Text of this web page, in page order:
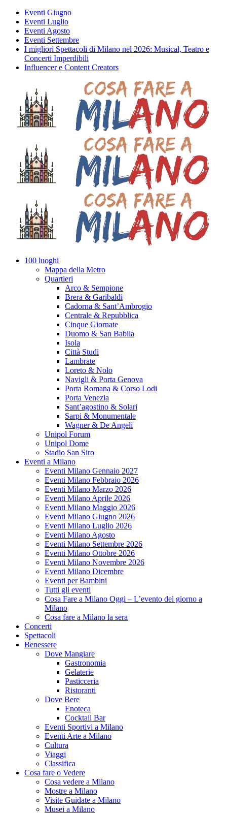
Eventi Giugno
Eventi Luglio
Eventi Agosto
Eventi Settembre
I migliori Spettacoli di Milano nel 2026: Musical, Teatro e
Concerti Imperdibili
Influencer e Content Creators
100 luoghi
Mappa della Metro
Quartieri
Arco & Sempione
Brera & Garibaldi
Cadorna & Sant’Ambrogio
Centrale & Repubblica
Cinque Giornate
Duomo & San Babila
Isola
Città Studi
Lambrate
Loreto & Nolo
Navigli & Porta Genova
Porta Romana & Corso Lodi
Porta Venezia
Sant’agostino & Solari
Sarpi & Monumentale
Wagner & De Angeli
Unipol Forum
Unipol Dome
Stadio San Siro
Eventi a Milano
Eventi Milano Gennaio 2027
Eventi Milano Febbraio 2026
Eventi Milano Marzo 2026
Eventi Milano Aprile 2026
Eventi Milano Maggio 2026
Eventi Milano Giugno 2026
Eventi Milano Luglio 2026
Eventi Milano Agosto
Eventi Milano Settembre 2026
Eventi Milano Ottobre 2026
Eventi Milano Novembre 2026
Eventi Milano Dicembre
Eventi per Bambini
Tutti gli eventi
Cosa Fare a Milano Oggi – L’evento del giorno a
Milano
Cosa fare a Milano la sera
Concerti
Spettacoli
Benessere
Dove Mangiare
Gastronomia
Gelaterie
Pasticceria
Ristoranti
Dove Bere
Enoteca
Cocktail Bar
Eventi Sportivi a Milano
Eventi Arte a Milano
Cultura
Viaggi
Classifica
Cosa fare o Vedere
Cosa vedere a Milano
Mostre a Milano
Visite Guidate a Milano
Musei a Milano